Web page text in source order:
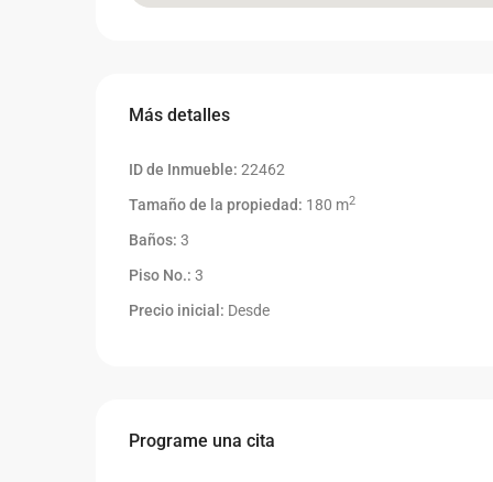
Más detalles
ID de Inmueble: 22462
Tamaño de la propiedad: 180 m2
Baños: 3
Piso No.: 3
Precio inicial: Desde
Programe una cita